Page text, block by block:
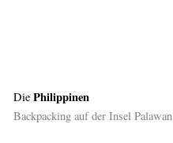
DiePhilippinen
Backpacking auf der Insel Palawan